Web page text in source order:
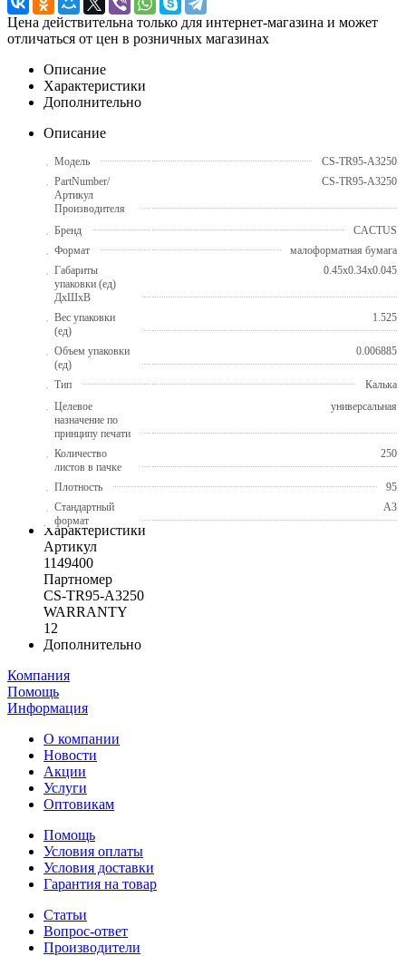
Цена действительна только для интернет-магазина и может
отличаться от цен в розничных магазинах
Описание
Характеристики
Дополнительно
Описание
Модель
CS-TR95-A3250
PartNumber/
Артикул
Производителя
CS-TR95-A3250
Бренд
CACTUS
Формат
малоформатная бумага
Габариты
упаковки (ед)
ДхШхВ
0.45x0.34x0.045
Вес упаковки
(ед)
1.525
Объем упаковки
(ед)
0.006885
Тип
Калька
Целевое
назначение по
принципу печати
универсальная
Количество
листов в пачке
250
Плотность
95
Стандартный
формат
A3
Характеристики
Артикул
1149400
Партномер
CS-TR95-A3250
WARRANTY
12
Дополнительно
Компания
Помощь
Информация
О компании
Новости
Акции
Услуги
Оптовикам
Помощь
Условия оплаты
Условия доставки
Гарантия на товар
Статьи
Вопрос-ответ
Производители